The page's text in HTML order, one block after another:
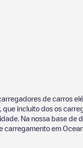
de carros
, que incluito dos os
Na nossa base de
carregamento em